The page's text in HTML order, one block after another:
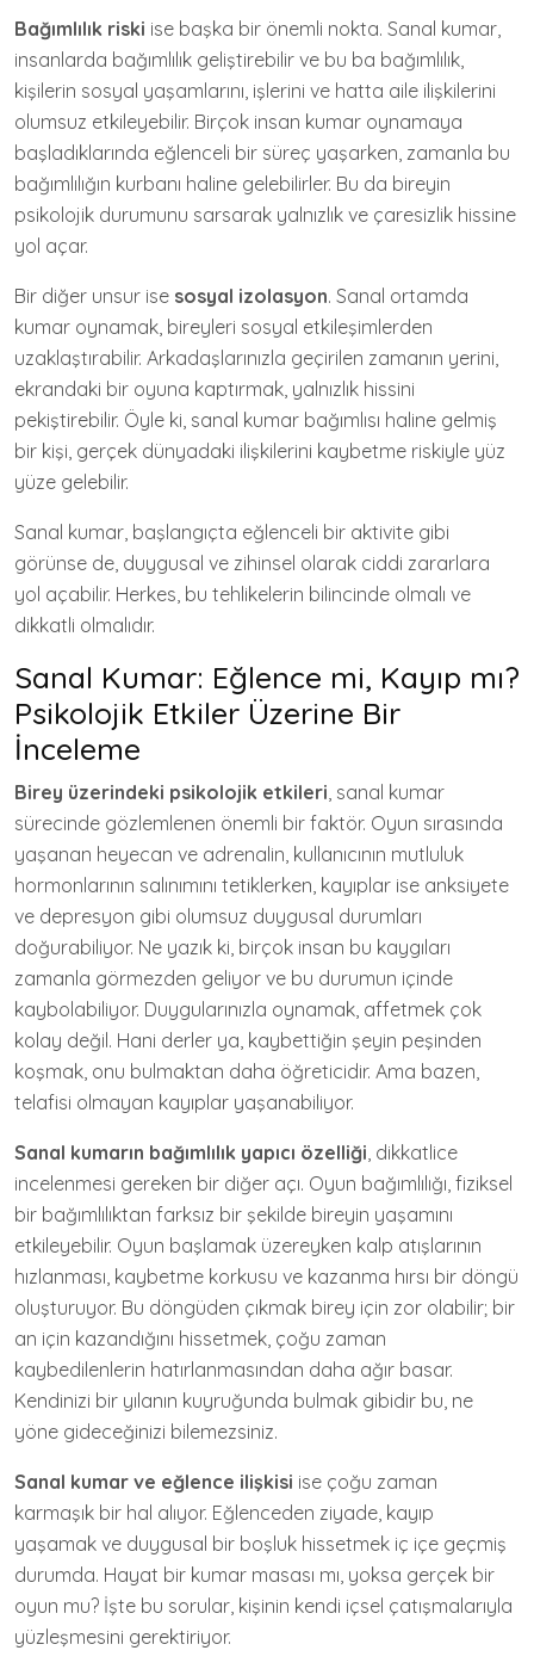
Bağımlılık riski ise başka bir önemli nokta. Sanal kumar,
insanlarda bağımlılık geliştirebilir ve bu ba bağımlılık,
kişilerin sosyal yaşamlarını, işlerini ve hatta aile ilişkilerini
olumsuz etkileyebilir. Birçok insan kumar oynamaya
başladıklarında eğlenceli bir süreç yaşarken, zamanla bu
bağımlılığın kurbanı haline gelebilirler. Bu da bireyin
psikolojik durumunu sarsarak yalnızlık ve çaresizlik hissine
yol açar.
Bir diğer unsur ise sosyal izolasyon. Sanal ortamda
kumar oynamak, bireyleri sosyal etkileşimlerden
uzaklaştırabilir. Arkadaşlarınızla geçirilen zamanın yerini,
ekrandaki bir oyuna kaptırmak, yalnızlık hissini
pekiştirebilir. Öyle ki, sanal kumar bağımlısı haline gelmiş
bir kişi, gerçek dünyadaki ilişkilerini kaybetme riskiyle yüz
yüze gelebilir.
Sanal kumar, başlangıçta eğlenceli bir aktivite gibi
görünse de, duygusal ve zihinsel olarak ciddi zararlara
yol açabilir. Herkes, bu tehlikelerin bilincinde olmalı ve
dikkatli olmalıdır.
Sanal Kumar: Eğlence mi, Kayıp mı?
Psikolojik Etkiler Üzerine Bir
İnceleme
Birey üzerindeki psikolojik etkileri, sanal kumar
sürecinde gözlemlenen önemli bir faktör. Oyun sırasında
yaşanan heyecan ve adrenalin, kullanıcının mutluluk
hormonlarının salınımını tetiklerken, kayıplar ise anksiyete
ve depresyon gibi olumsuz duygusal durumları
doğurabiliyor. Ne yazık ki, birçok insan bu kaygıları
zamanla görmezden geliyor ve bu durumun içinde
kaybolabiliyor. Duygularınızla oynamak, affetmek çok
kolay değil. Hani derler ya, kaybettiğin şeyin peşinden
koşmak, onu bulmaktan daha öğreticidir. Ama bazen,
telafisi olmayan kayıplar yaşanabiliyor.
Sanal kumarın bağımlılık yapıcı özelliği, dikkatlice
incelenmesi gereken bir diğer açı. Oyun bağımlılığı, fiziksel
bir bağımlılıktan farksız bir şekilde bireyin yaşamını
etkileyebilir. Oyun başlamak üzereyken kalp atışlarının
hızlanması, kaybetme korkusu ve kazanma hırsı bir döngü
oluşturuyor. Bu döngüden çıkmak birey için zor olabilir; bir
an için kazandığını hissetmek, çoğu zaman
kaybedilenlerin hatırlanmasından daha ağır basar.
Kendinizi bir yılanın kuyruğunda bulmak gibidir bu, ne
yöne gideceğinizi bilemezsiniz.
Sanal kumar ve eğlence ilişkisi ise çoğu zaman
karmaşık bir hal alıyor. Eğlenceden ziyade, kayıp
yaşamak ve duygusal bir boşluk hissetmek iç içe geçmiş
durumda. Hayat bir kumar masası mı, yoksa gerçek bir
oyun mu? İşte bu sorular, kişinin kendi içsel çatışmalarıyla
yüzleşmesini gerektiriyor.